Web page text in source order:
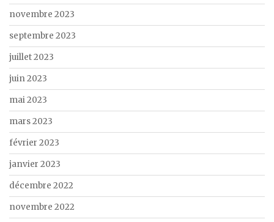
novembre 2023
septembre 2023
juillet 2023
juin 2023
mai 2023
mars 2023
février 2023
janvier 2023
décembre 2022
novembre 2022